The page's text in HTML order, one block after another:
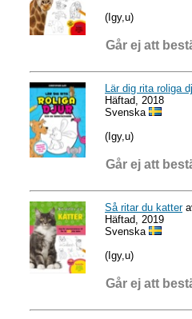
(Igy,u)
Går ej att
Lär dig rita roliga
Häftad, 2018
Svenska
(Igy,u)
Går ej att
Så ritar du katter
Häftad, 2019
Svenska
(Igy,u)
Går ej att